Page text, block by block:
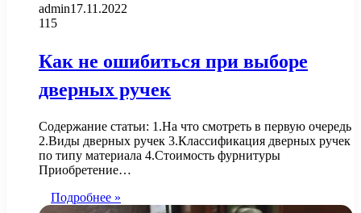
admin17.11.2022
115
Как не ошибиться при выборе
дверных ручек
Содержание статьи: 1.На что смотреть в первую очередь
2.Виды дверных ручек 3.Классификация дверных ручек
по типу материала 4.Стоимость фурнитуры
Приобретение…
Подробнее »